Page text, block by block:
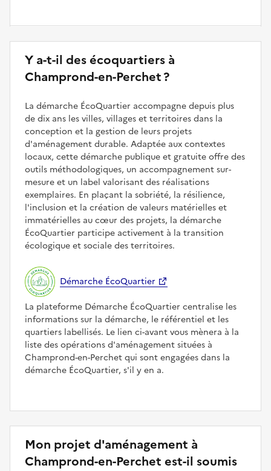
Y a-t-il des écoquartiers à
Champrond-en-Perchet ?
La démarche ÉcoQuartier accompagne depuis plus
de dix ans les villes, villages et territoires dans la
conception et la gestion de leurs projets
d'aménagement durable. Adaptée aux contextes
locaux, cette démarche publique et gratuite offre des
outils méthodologiques, un accompagnement sur-
mesure et un label valorisant des réalisations
exemplaires. En plaçant la sobriété, la résilience,
l'inclusion et la création de valeurs matérielles et
immatérielles au cœur des projets, la démarche
ÉcoQuartier participe activement à la transition
écologique et sociale des territoires.
Démarche ÉcoQuartier
La plateforme Démarche ÉcoQuartier centralise les
informations sur la démarche, le référentiel et les
quartiers labellisés. Le lien ci-avant vous mènera à la
liste des opérations d'aménagement situées à
Champrond-en-Perchet qui sont engagées dans la
démarche ÉcoQuartier, s'il y en a.
Mon projet d'aménagement à
Champrond-en-Perchet est-il soumis